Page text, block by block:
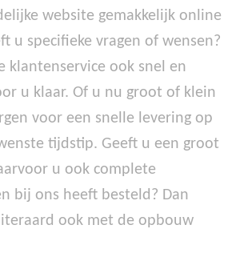
website gemakkelijk online
u specifieke vragen of wensen?
klantenservice ook snel en
u klaar. Of u nu groot of klein
voor een snelle levering op
tijdstip. Geeft u een groot
u ook complete
bij ons heeft besteld? Dan
ook met de opbouw